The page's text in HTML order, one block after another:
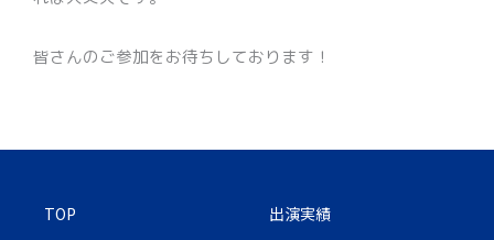
皆さんのご参加をお待ちしております！
TOP
出演実績